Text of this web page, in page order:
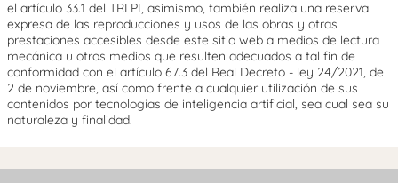
el artículo 33.1 del TRLPI, asimismo, también realiza una reserva
expresa de las reproducciones y usos de las obras y otras
prestaciones accesibles desde este sitio web a medios de lectura
mecánica u otros medios que resulten adecuados a tal fin de
conformidad con el artículo 67.3 del Real Decreto - ley 24/2021, de
2 de noviembre, así como frente a cualquier utilización de sus
contenidos por tecnologías de inteligencia artificial, sea cual sea su
naturaleza y finalidad.